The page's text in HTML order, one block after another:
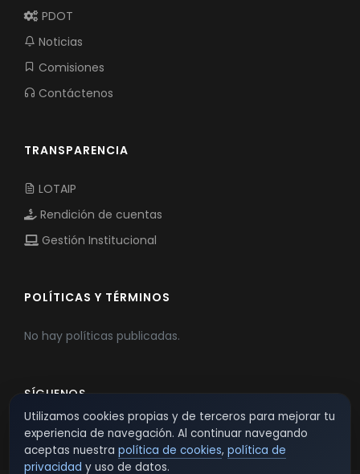
Procesos de contratación
Ejecución Presupuestaria
Obras y proyectos
PDOT
Noticias
Comisiones
Contáctenos
TRANSPARENCIA
LOTAIP
Rendición de cuentas
Gestión Institucional
POLÍTICAS Y TÉRMINOS
No hay políticas publicadas.
SÍGUENOS
Utilizamos cookies propias y de terceros para mejorar tu
experiencia de navegación. Al continuar navegando
aceptas nuestra política de cookies, política de
privacidad y uso de datos.